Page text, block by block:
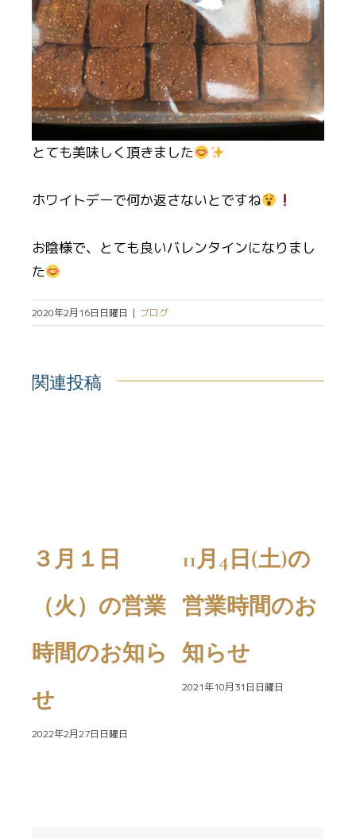
とても美味しく頂きました
ホワイトデーで何か返さないとですね
お陰様で、とても良いバレンタインになりまし
た
2020年2月16日日曜日 | ブログ
関連投稿
３月１日
（火）の営業
時間のお知ら
せ
2022年2月27日日曜日
11月4日(土)の
営業時間のお
知らせ
2021年10月31日日曜日